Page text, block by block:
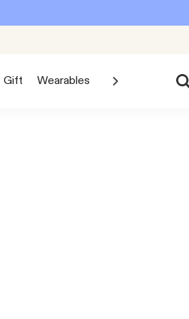
Gift Wearables Sale Car Audio